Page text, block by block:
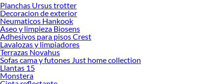
Desde remodelaciones hasta proyectos de decoración, estamos aquí para hacer
tus ideas realidad. ¡Visítanos y encuentra todo lo que tenemos para ofrecerte en
Gatos!
Explora la variedad de productos de Gatos en Sodimac
Herramientas, materiales y accesorios de calidad para tus proyectos y
renovación de espacios. ¡Visítanos y descubre todo lo que tenemos para
ofrecerte!
Planchas Ursus trotter
Decoracion de exterior
Neumaticos Hankook
Aseo y limpieza Biosens
Adhesivos para pisos Crest
Lavalozas y limpiadores
Terrazas Novahus
Sofas cama y futones Just home collection
Llantas 15
Monstera